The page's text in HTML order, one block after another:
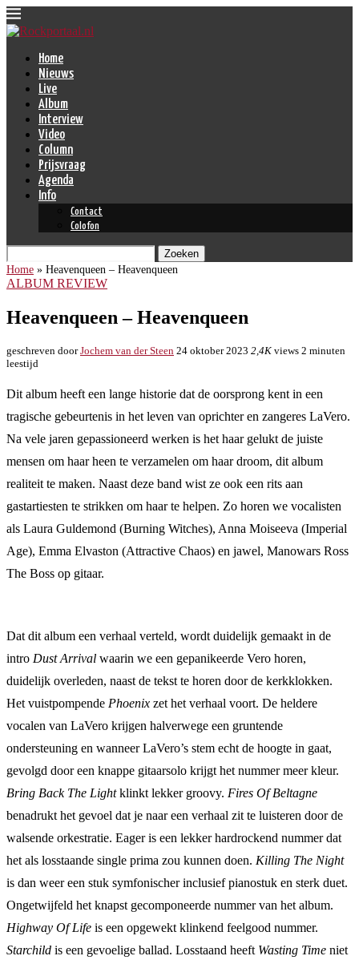
Home
Nieuws
Live
Album
Interview
Video
Column
Prijsvraag
Agenda
Info
Contact
Colofon
Zoeken
Home » Heavenqueen – Heavenqueen
ALBUM REVIEW
Heavenqueen – Heavenqueen
geschreven doorJochem van der Steen 24 oktober 2023 2,4K views 2 minuten
leestijd
Dit album heeft een lange historie dat de oorsprong kent in een
tragische gebeurtenis in het leven van oprichter en zangeres LaVero.
Na vele jaren gepassioneerd werken is het haar gelukt de juiste
mensen om haar heen te verzamelen om haar droom, dit album
realiteit te maken. Naast deze band wist ze ook een rits aan
gastartiesten te strikken om haar te helpen. Zo horen we vocalisten
als Laura Guldemond (Burning Witches), Anna Moiseeva (Imperial
Age), Emma Elvaston (Attractive Chaos) en jawel, Manowars Ross
The Boss op gitaar.
Dat dit album een verhaal verteld, wordt duidelijk gemaakt in de
intro Dust Arrival waarin we een gepanikeerde Vero horen,
duidelijk overleden, naast de tekst te horen door de kerkklokken.
Het vuistpompende Phoenix zet het verhaal voort. De heldere
vocalen van LaVero krijgen halverwege een gruntende
ondersteuning en wanneer LaVero’s stem echt de hoogte in gaat,
gevolgd door een knappe gitaarsolo krijgt het nummer meer kleur.
Bring Back The Lightklinkt lekker groovy. Fires Of Beltagne
benadrukt het gevoel dat je naar een verhaal zit te luisteren door de
walsende orkestratie. Eager is een lekker hardrockend nummer dat
het als losstaande single prima zou kunnen doen. Killing The Night
is dan weer een stuk symfonischer inclusief pianostuk en sterk duet.
Ongetwijfeld het knapst gecomponeerde nummer van het album.
Highway Of Life is een opgewekt klinkend feelgood nummer.
Starchild is een gevoelige ballad. Losstaand heeft Wasting Time niet